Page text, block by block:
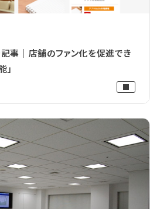
事｜店舗のファン化を促進でき
」